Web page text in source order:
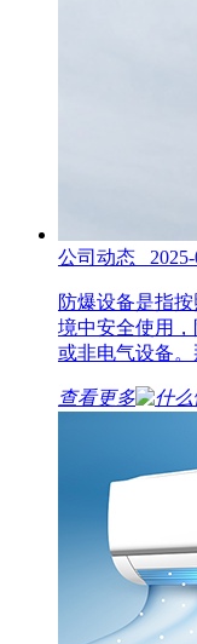
公司动态 2025-
防爆设备是指
境中安全使用
或非电气设备。
查看更多